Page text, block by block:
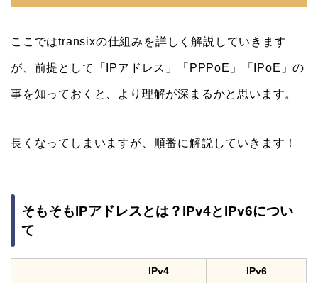
ここではtransixの仕組みを詳しく解説していきます
が、前提として「IPアドレス」「PPPoE」「IPoE」の
事を知っておくと、より理解が深まるかと思います。
長くなってしまいますが、順番に解説していきます！
そもそもIPアドレスとは？IPv4とIPv6につい
て
IPv4 IPv6